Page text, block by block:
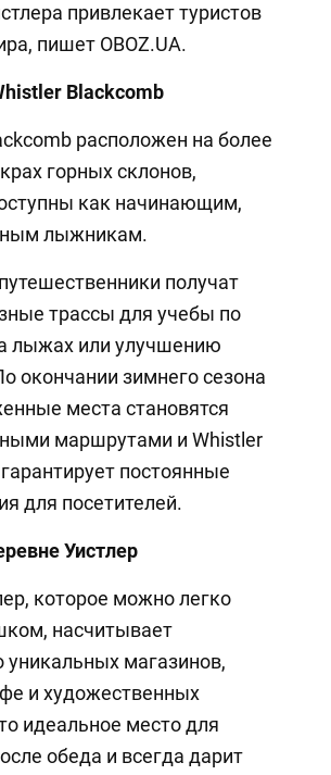
привлекает туристов
пишет OBOZ.UA.
Blackcomb
расположен на более
горных склонов,
как начинающим,
лыжникам.
получат
трассы для учебы по
лыжах или улучшению
окончании зимнего сезона
места становятся
маршрутами и Whistler
постоянные
для посетителей.
Уистлер
которое можно легко
насчитывает
уникальных магазинов,
и художественных
идеальное место для
обеда и всегда дарит